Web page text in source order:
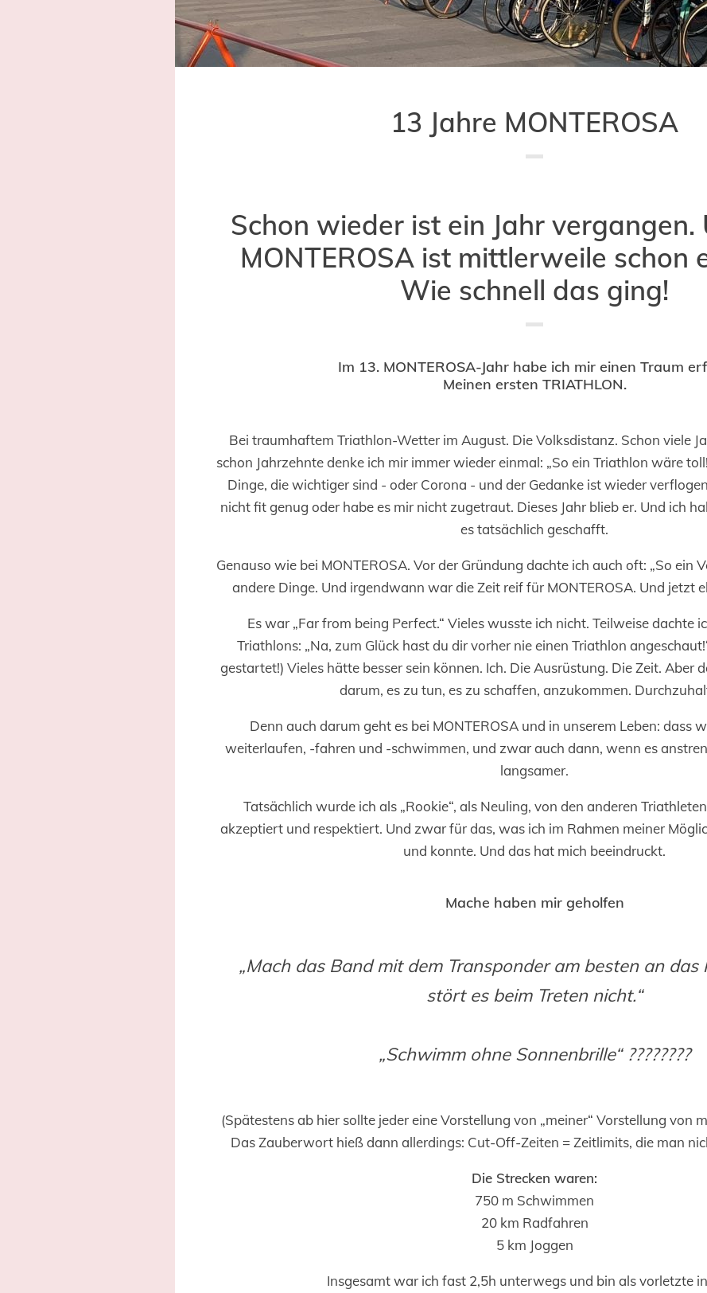
13 Jahre MONTEROSA
Schon wieder ist ein Jahr vergangen.
MONTEROSA ist mittlerweile schon
Wie schnell das ging!
Im 13. MONTEROSA-Jahr habe ich mir einen Traum
Meinen ersten TRIATHLON.
Bei traumhaftem Triathlon-Wetter im August. Die Volksdistanz. Schon viele
schon Jahrzehnte denke ich mir immer wieder einmal: „So ein Triathlon wäre
Dinge, die wichtiger sind - oder Corona - und der Gedanke ist wieder
nicht fit genug oder habe es mir nicht zugetraut. Dieses Jahr blieb er. Und ich
es tatsächlich geschafft.
Genauso wie bei MONTEROSA. Vor der Gründung dachte ich auch oft: „So ein
andere Dinge. Und irgendwann war die Zeit reif für MONTEROSA. Und jetzt
Es war „Far from being Perfect.“ Vieles wusste ich nicht. Teilweise dachte
Triathlons: „Na, zum Glück hast du dir vorher nie einen Triathlon
gestartet!) Vieles hätte besser sein können. Ich. Die Ausrüstung. Die Zeit. Aber
darum, es zu tun, es zu schaffen, anzukommen.
Denn auch darum geht es bei MONTEROSA und in unserem Leben: dass
weiterlaufen, -fahren und -schwimmen, und zwar auch dann, wenn es
langsamer.
Tatsächlich wurde ich als „Rookie“, als Neuling, von den anderen
akzeptiert und respektiert. Und zwar für das, was ich im Rahmen meiner
und konnte. Und das hat mich beeindruckt.
Mache haben mir geholfen
„Mach das Band mit dem Transponder am besten an das
stört es beim Treten nicht.“
„Schwimm ohne Sonnenbrille“ ????????
(Spätestens ab hier sollte jeder eine Vorstellung von „meiner“ Vorstellung von
Das Zauberwort hieß dann allerdings: Cut-Off-Zeiten = Zeitlimits, die man
Die Strecken waren:
750 m Schwimmen
20 km Radfahren
5 km Joggen
Insgesamt war ich fast 2,5h unterwegs und bin als vorletzte